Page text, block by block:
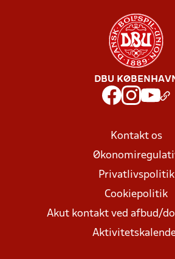
DBU
Kontakt os
Privatlivspolitik
Cookiepolitik
Akut kontakt ved afbud/